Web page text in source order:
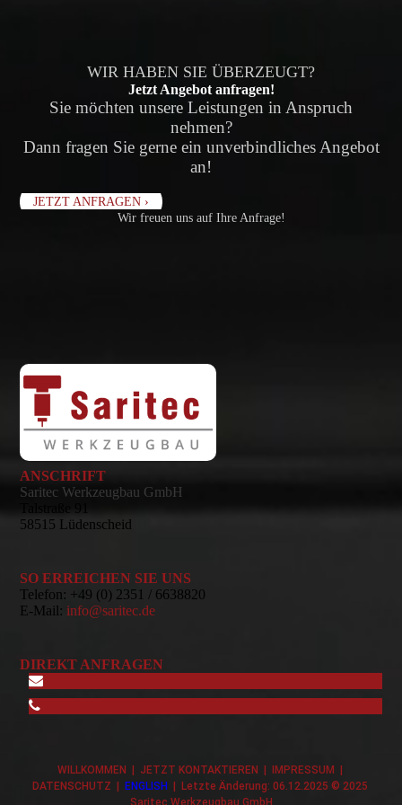
WIR HABEN SIE ÜBERZEUGT?
Jetzt Angebot anfragen!
Sie möchten unsere Leistungen in Anspruch
nehmen?
Dann fragen Sie gerne ein unverbindliches Angebot
an!
JETZT ANFRAGEN ›
Wir freuen uns auf Ihre Anfrage!
ANSCHRIFT
Saritec Werkzeugbau GmbH
58515 Lüdenscheid
SO ERREICHEN SIE UNS
Telefon: +49 (0) 2351 / 6638820
E-Mail: info@saritec.de
DIREKT ANFRAGEN
WILLKOMMEN JETZT KONTAKTIEREN IMPRESSUM
DATENSCHUTZ
ENGLISH
| Letzte Änderung: 06.12.2025 © 2025